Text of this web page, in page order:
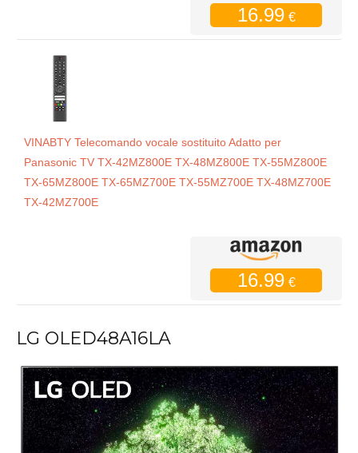
16.99 €
VINABTY Telecomando vocale sostituito Adatto per
Panasonic TV TX-42MZ800E TX-48MZ800E TX-55MZ800E
TX-65MZ800E TX-65MZ700E TX-55MZ700E TX-48MZ700E
TX-42MZ700E
16.99 €
LG OLED48A16LA